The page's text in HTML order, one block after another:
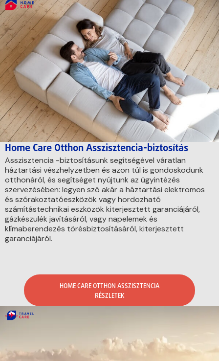
Home Care Otthon Asszisztencia-biztosítás
Asszisztencia -biztosításunk segítségével váratlan
háztartási vészhelyzetben és azon túl is gondoskodunk
otthonáról, és segítséget nyújtunk az ügyintézés
szervezésében: legyen szó akár a háztartási elektromos
és szórakoztatóeszközök vagy hordozható
számítástechnikai eszközök kiterjesztett garanciájáról,
gázkészülék javításáról, vagy napelemek és
klímaberendezés törésbiztosításáról, kiterjesztett
garanciájáról.
HOME CARE OTTHON ASSZISZTENCIA
RÉSZLETEK